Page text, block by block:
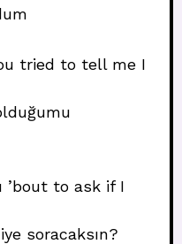
tried to tell me I
’bout to ask if I
soracaksın?